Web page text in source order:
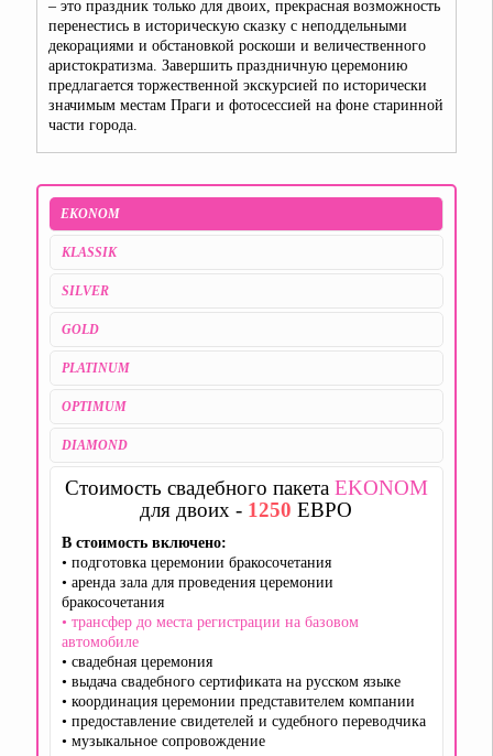
– это праздник только для двоих, прекрасная возможность
перенестись в историческую сказку с неподдельными
декорациями и обстановкой роскоши и величественного
аристократизма. Завершить праздничную церемонию
предлагается торжественной экскурсией по исторически
значимым местам Праги и фотосессией на фоне старинной
части города.
EKONOM
KLASSIK
SILVER
GOLD
PLATINUM
OPTIMUM
DIAMOND
Стоимость свадебного пакета EKONOM
для двоих - 1250 ЕВРО
В стоимость включено:
• подготовка церемонии бракосочетания
• аренда зала для проведения церемонии
бракосочетания
• трансфер до места регистрации на базовом
автомобиле
• свадебная церемония
• выдача свадебного сертификата на русском языке
• координация церемонии представителем компании
• предоставление свидетелей и судебного переводчика
• музыкальное сопровождение